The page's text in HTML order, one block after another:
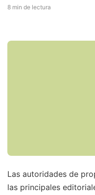
8 min de lectura
Las autoridades de
las principales